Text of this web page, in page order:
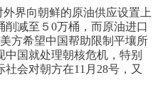
界向朝鲜的原油供应设置上
减至５0万桶，而原油进口
方希望中国帮助限制平壤所
国就处理朝核危机，特别
会对朝方在11月28号，又